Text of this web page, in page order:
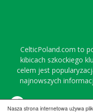
Nasza strona internetowa używa
CelticPoland.com to
kibicach szkockiego
celem jest
najnowszych